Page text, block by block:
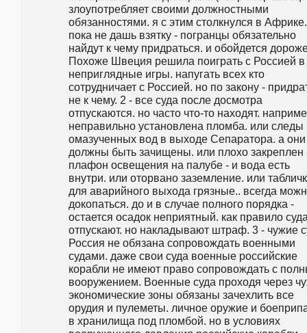
злоупотребляет своими должностными
обязанностями. я с этим столкнулся в Африке.
пока не дашь взятку - погранцы обязательно
найдут к чему придраться. и обойдется
Похоже Швеция решила поиграть с Россией в
неприглядные игры. напугать всех кто
сотрудничает с Россией. но по закону -
не к чему. 2 - все суда после досмотра
отпускаются. но часто что-то находят.
неправильно установлена пломба. или следы
омазученных вод в выходе Сепаратора. а они
должны быть зачищены. или плохо закреплен
плафон освещения на палубе - и вода есть
внутри. или оторвано заземление. или
для аварийного выхода грязные.. всегда
докопаться. до и в случае полного порядка -
остается осадок неприятный. как правило
отпускают. но накладывают штраф. 3 - чужие
Россия не обязана сопровождать военными
судами. даже свои суда военные российские
корабли не имеют право сопровождать с
вооружением. Военные суда проходя через
экономические зоны обязаны зачехлить все
орудия и пулеметы. личное оружие и
в хранилища под пломбой. но в условиях